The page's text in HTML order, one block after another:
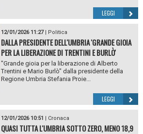
LEGGI
12/01/2026 11:27| Politica
DALLA PRESIDENTE DELL'UMBRIA 'GRANDE GIOIA
PER LA LIBERAZIONE DI TRENTINI E BURLÒ'
"Grande gioia per la liberazione di Alberto
Trentini e Mario Burlò" dalla presidente della
Regione Umbria Stefania Proie...
LEGGI
12/01/2026 10:51 | Cronaca
QUASI TUTTA L'UMBRIA SOTTO ZERO, MENO 18,9